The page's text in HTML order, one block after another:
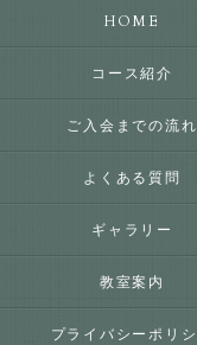
HOME
コース紹介
ご入会までの流れ
よくある質問
ギャラリー
教室案内
プライバシーポリ